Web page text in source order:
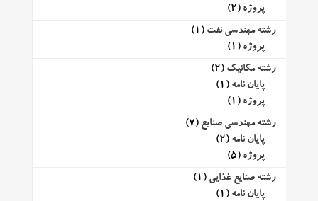
پروژه (2)
رشته مهندسی نفت (1)
پروژه (1)
رشته مکانیک (2)
پایان نامه (1)
پروژه (1)
رشته مهندسی صنایع (7)
پایان نامه (2)
پروژه (5)
رشته صنایع غذایی (1)
پایان نامه (1)